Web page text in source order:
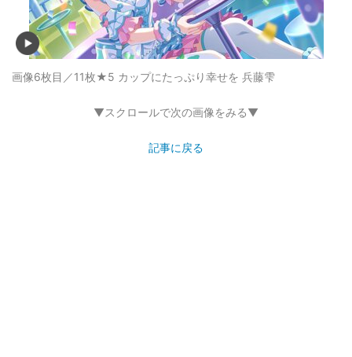
画像6枚目／11枚★5 カップにたっぷり幸せを 兵藤雫
▼スクロールで次の画像をみる▼
記事に戻る